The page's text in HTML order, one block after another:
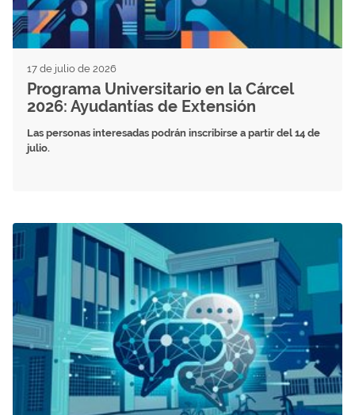
17 de julio de 2026
Programa Universitario en la Cárcel
2026: Ayudantías de Extensión
Las personas interesadas podrán inscribirse a partir del 14 de
julio.